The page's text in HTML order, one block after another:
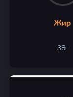
Жир
38г